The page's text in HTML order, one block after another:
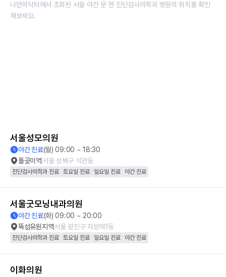
나만의닥터에서 조회된 서울 야간 문 연 진단검사의학과 병원의 위치를 확인
해보세요.
서울성모의원
야간 진료(월) 09:00 ~ 18:30
돌곶이역서울 성북구 석관동
진단검사의학과 진료 토요일 진료 일요일 진료 야간 진료
서울굿모닝내과의원
야간 진료(화) 09:00 ~ 20:00
뚝섬유원지역서울 광진구 자양제1동
진단검사의학과 진료 토요일 진료 일요일 진료 야간 진료
이화의원